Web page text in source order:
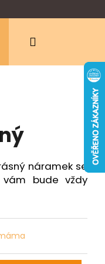
nosítka
Nákupní
náramek se
bude vždy